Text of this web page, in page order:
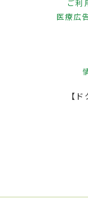
ご利
医療広
【